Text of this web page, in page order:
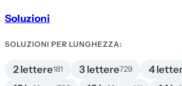
Soluzioni
SOLUZIONI PER LUNGHEZZA:
2 lettere181 3 lettere729 4